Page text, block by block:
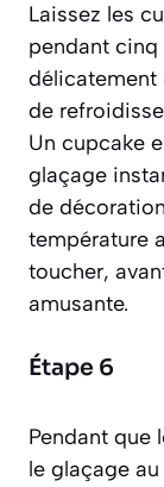
Laissez les
pendant cinq
délicatement
de
Un cupcake
glaçage
de
température
toucher,
amusante.
Étape 6
Pendant que
le glaçage